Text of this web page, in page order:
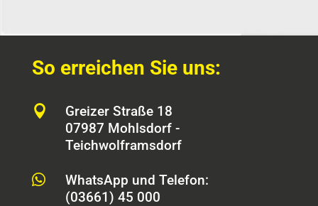
So erreichen Sie uns:

Greizer Straße 18
07987 Mohlsdorf -
Teichwolframsdorf

WhatsApp und Telefon:
(03661) 45 000